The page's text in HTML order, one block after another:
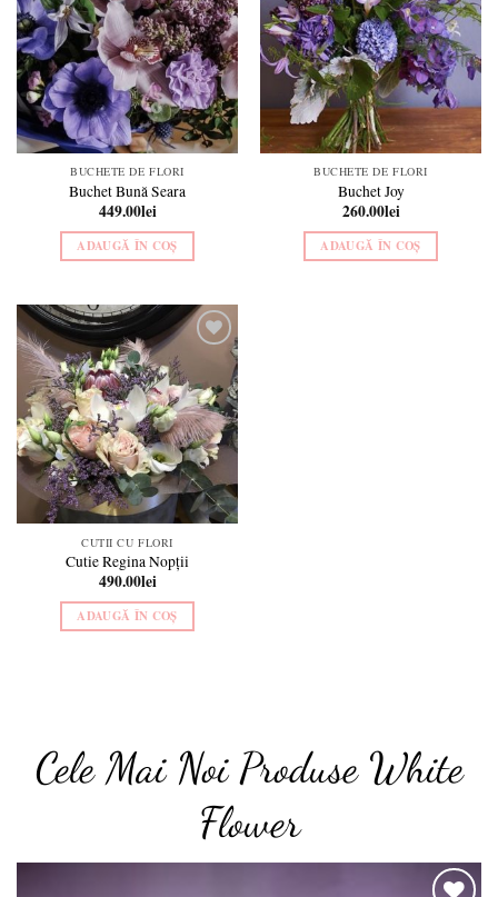
wishlist
BUCHETE DE FLORI
Buchet Bună Seara
449.00lei
ADAUGĂ ÎN COȘ
wishlist
BUCHETE DE FLORI
Buchet Joy
260.00lei
ADAUGĂ ÎN COȘ
CUTII CU FLORI
Cutie Regina Nopții
490.00lei
ADAUGĂ ÎN COȘ
Cele Mai Noi Produse White
Flower